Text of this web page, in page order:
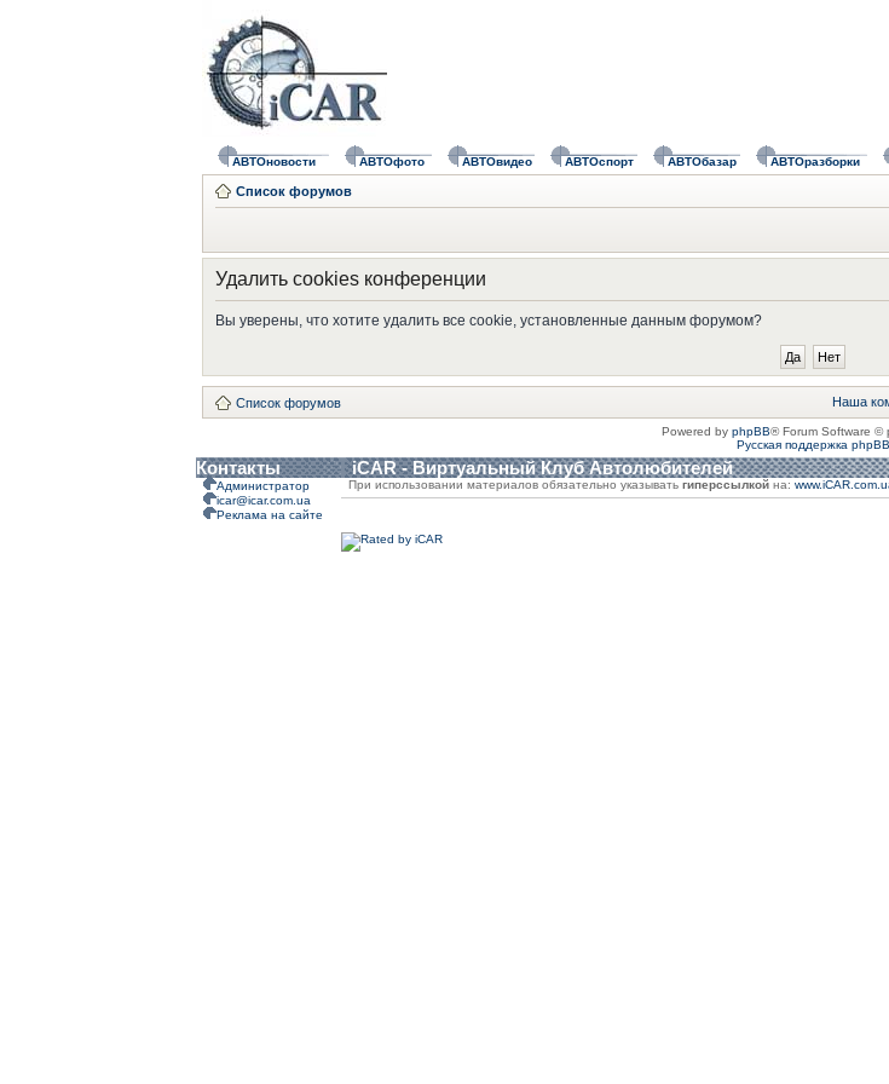
АВТОновости АВТОфото АВТОвидео АВТОспорт АВТОбазар АВТОразборки
Список форумов
Удалить cookies конференции
Вы уверены, что хотите удалить все cookie, установленные данным форумом?
Список форумов Наша
Powered by phpBB® Forum Software ©
Русская поддержка phpBB
Контакты iCAR - Виртуальный Клуб Автолюбителей
Администратор
icar@icar.com.ua
Реклама на сайте
При использовании материалов обязательно указывать гиперссылкой на: